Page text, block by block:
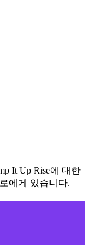
It Up Rise에 대한
에게 있습니다.